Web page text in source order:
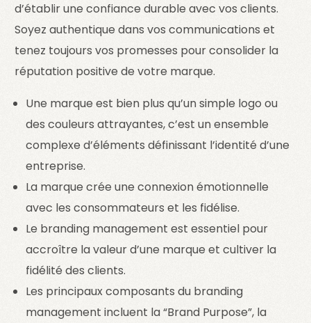
d’établir une confiance durable avec vos clients.
Soyez authentique dans vos communications et
tenez toujours vos promesses pour consolider la
réputation positive de votre marque.
Une marque est bien plus qu’un simple logo ou
des couleurs attrayantes, c’est un ensemble
complexe d’éléments définissant l’identité d’une
entreprise.
La marque crée une connexion émotionnelle
avec les consommateurs et les fidélise.
Le branding management est essentiel pour
accroître la valeur d’une marque et cultiver la
fidélité des clients.
Les principaux composants du branding
management incluent la “Brand Purpose”, la